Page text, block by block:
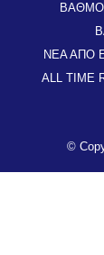
ΝΕΑ ΑΠΟ
ALL TIME
©